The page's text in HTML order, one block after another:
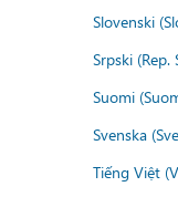
Slovenski
Srpski (Rep.
Suomi
Svenska
Tiếng Việt